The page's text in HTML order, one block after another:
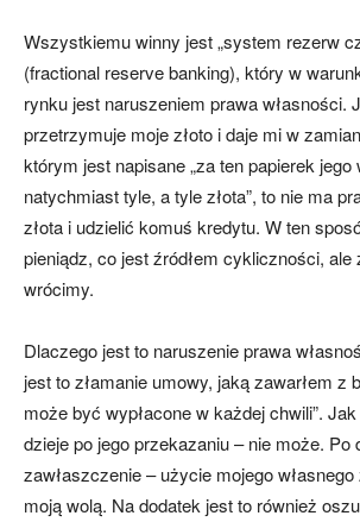
Wszystkiemu winny jest „system rezerw
(fractional reserve banking), który w
rynku jest naruszeniem prawa własności.
przetrzymuje moje złoto i daje mi w
którym jest napisane „za ten papierek
natychmiast tyle, a tyle złota”, to nie ma
złota i udzielić komuś kredytu. W ten
pieniądz, co jest źródłem cykliczności, ale
wrócimy.
Dlaczego jest to naruszenie prawa
jest to złamanie umowy, jaką zawarłem z
może być wypłacone w każdej chwili”.
dzieje po jego przekazaniu – nie może. Po
zawłaszczenie – użycie mojego własnego
moją wolą. Na dodatek jest to również